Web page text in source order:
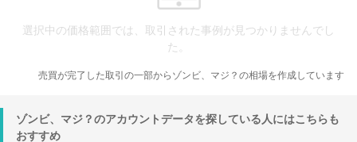
選択中の価格範囲では、取引された事例が見つかりませんでし
た。
売買が完了した取引の一部からゾンビ、マジ？の相場を作成しています
ゾンビ、マジ？のアカウントデータを探している人にはこちらも
おすすめ